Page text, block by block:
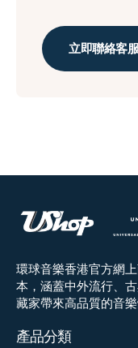
立即聯絡客
環球音樂香港官方網
本，涵蓋中外流行、
藏家帶來高品質的音樂
產品分類